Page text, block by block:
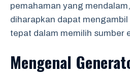
pemahaman yang
diharapkan dapat
tepat dalam memilih sumber
Mengenal